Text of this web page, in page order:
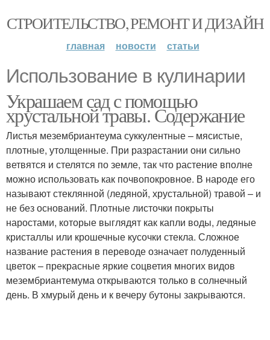
СТРОИТЕЛЬСТВО, РЕМОНТ И ДИЗАЙН
главная новости статьи
Использование в кулинарии
Украшаем сад с помощью
хрустальной травы. Содержание
Листья мезембриантеума суккулентные – мясистые,
плотные, утолщенные. При разрастании они сильно
ветвятся и стелятся по земле, так что растение вполне
можно использовать как почвопокровное. В народе его
называют стеклянной (ледяной, хрустальной) травой – и
не без оснований. Плотные листочки покрыты
наростами, которые выглядят как капли воды, ледяные
кристаллы или крошечные кусочки стекла. Сложное
название растения в переводе означает полуденный
цветок – прекрасные яркие соцветия многих видов
мезембриантемума открываются только в солнечный
день. В хмурый день и к вечеру бутоны закрываются.